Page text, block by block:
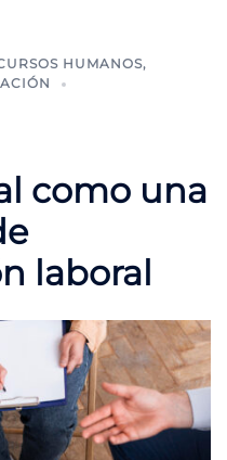
HUMANOS,
como una
laboral